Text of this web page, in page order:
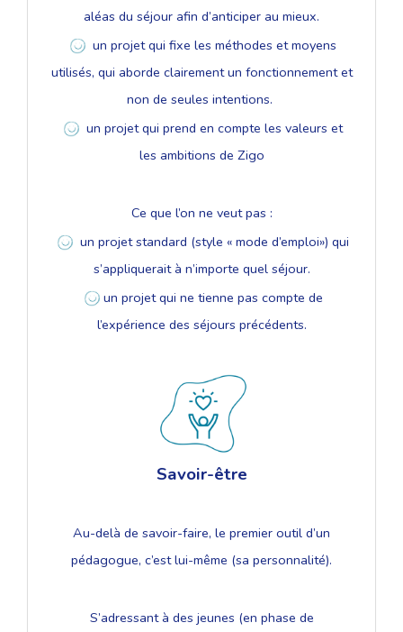
aléas du séjour afin d’anticiper au mieux.
un projet qui fixe les méthodes et moyens
utilisés, qui aborde clairement un fonctionnement et
non de seules intentions.
un projet qui prend en compte les valeurs et
les ambitions de Zigo
Ce que l’on ne veut pas :
un projet standard (style « mode d’emploi») qui
s’appliquerait à n’importe quel séjour.
un projet qui ne tienne pas compte de
l’expérience des séjours précédents.
Savoir-être
Au-delà de savoir-faire, le premier outil d’un
pédagogue, c’est lui-même (sa personnalité).
S’adressant à des jeunes (en phase de